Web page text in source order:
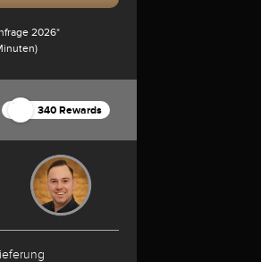
2026*
340 Rewards